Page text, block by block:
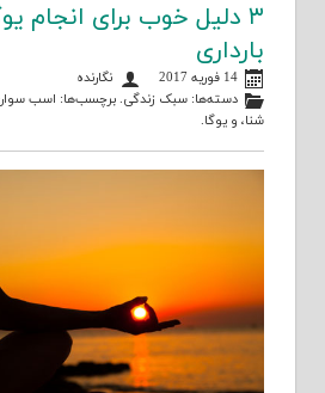
۳ دلیل خوب برای انجام
بارداری
14 فوریه 2017
نگارنده
دسته‌ها:سبک زندگی. برچسب‌ها: اسب
شنا، و یوگا.